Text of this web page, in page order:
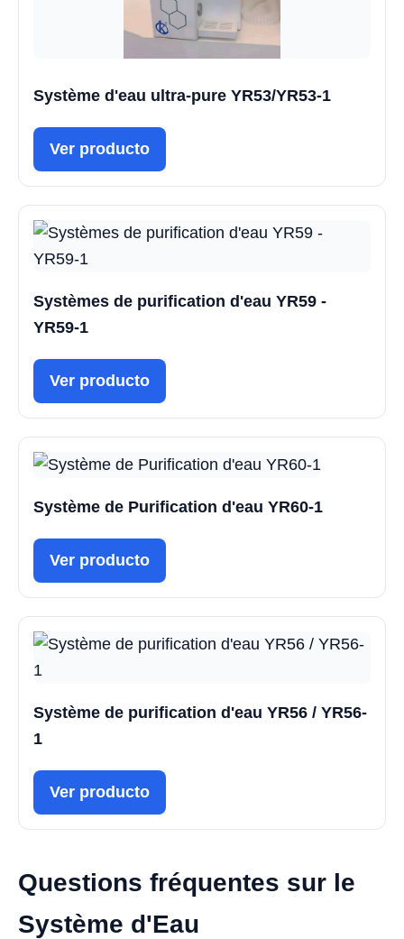
Système d'eau ultra-pure YR53/YR53-1
Ver producto
Systèmes de purification d'eau YR59 -
YR59-1
Ver producto
Système de Purification d'eau YR60-1
Ver producto
Système de purification d'eau YR56 / YR56-
1
Ver producto
Questions fréquentes sur le
Système d'Eau